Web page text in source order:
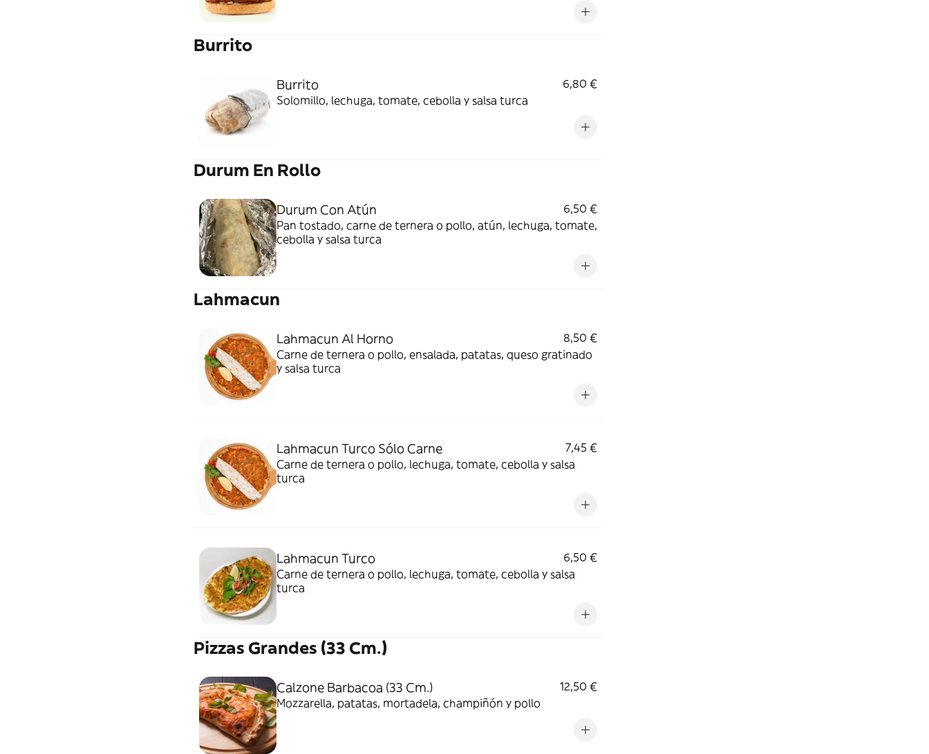
Burrito
Burrito
6,80 €
Solomillo, lechuga, tomate, cebolla y salsa turca
Durum En Rollo
Durum Con Atún
6,50 €
Pan tostado, carne de ternera o pollo, atún, lechuga, tomate,
cebolla y salsa turca
Lahmacun
Lahmacun Al Horno
8,50 €
Carne de ternera o pollo, ensalada, patatas, queso gratinado
y salsa turca
Lahmacun Turco Sólo Carne
7,45 €
Carne de ternera o pollo, lechuga, tomate, cebolla y salsa
turca
Lahmacun Turco
6,50 €
Carne de ternera o pollo, lechuga, tomate, cebolla y salsa
turca
Pizzas Grandes (33 Cm.)
Calzone Barbacoa (33 Cm.)
12,50 €
Mozzarella, patatas, mortadela, champiñón y pollo